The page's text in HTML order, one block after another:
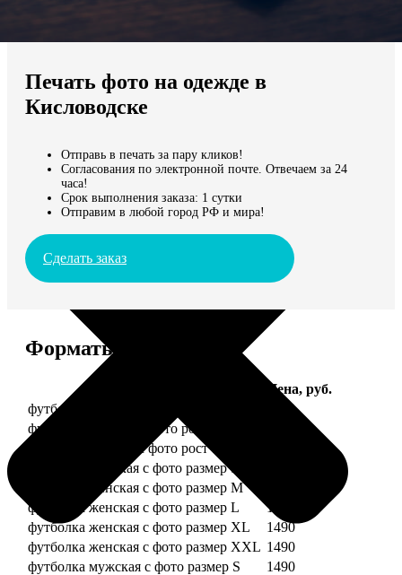
Мы доставляем по всему миру
Продолжить без города
Печать фото на одежде в
Кисловодске
Отправь в печать за пару кликов!
Согласования по электронной почте. Отвечаем за 24
часа!
Срок выполнения заказа: 1 сутки
Отправим в любой город РФ и мира!
Сделать заказ
Форматы и цены
Цена, руб.
футболка детская с фото рост 118 см
1490
футболка детская с фото рост 128 см
футболка детская с фото рост 134 см
футболка женская с фото размер S
футболка женская с фото размер M
футболка женская с фото размер L
1490
футболка женская с фото размер XL
1490
футболка женская с фото размер XXL 1490
футболка мужская с фото размер S
1490